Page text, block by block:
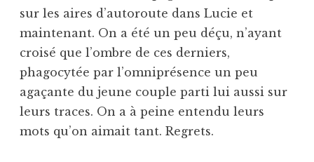
sur les aires d’autoroute dans Lucie et
maintenant. On a été un peu déçu, n’ayant
croisé que l’ombre de ces derniers,
phagocytée par l’omniprésence un peu
agaçante du jeune couple parti lui aussi sur
leurs traces. On a à peine entendu leurs
mots qu’on aimait tant. Regrets.